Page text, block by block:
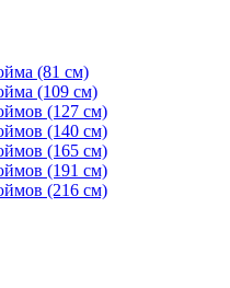
(81 см)
(109 см)
(127 см)
(140 cм)
(165 cм)
(191 см)
(216 см)